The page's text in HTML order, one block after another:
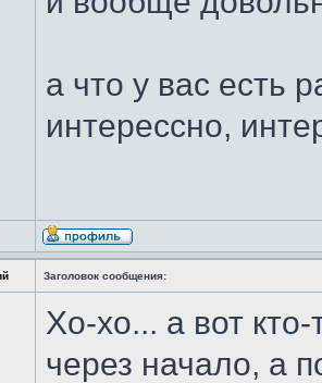
а что у вас есть
интерессно,
Заголовок сообщения:
Хо-хо... а вот
через начало, а